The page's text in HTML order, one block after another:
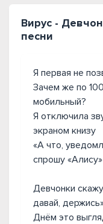
Вирус -
песни
Я первая не
Зачем же по
мобильный?
Я отключила
экраном книзу
«А что,
спрошу «Алису»
Девчонки
давай,
Днём это